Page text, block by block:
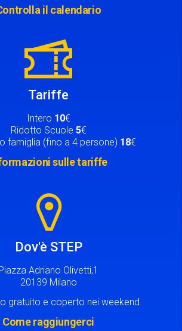
il calendario
Tariffe
Intero 10€
Ridotto Scuole 5€
famiglia (fino a 4 persone) 18€
sulle tariffe
Dov'è STEP
Adriano Olivetti,1
20139 Milano
gratuito e coperto nei weekend
Come raggiungerci